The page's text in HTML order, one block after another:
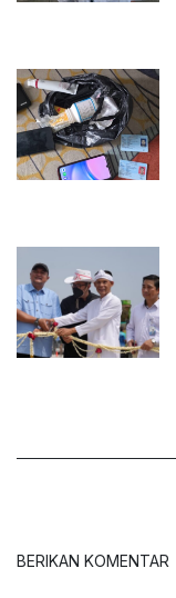
BERIKAN KOMENTAR